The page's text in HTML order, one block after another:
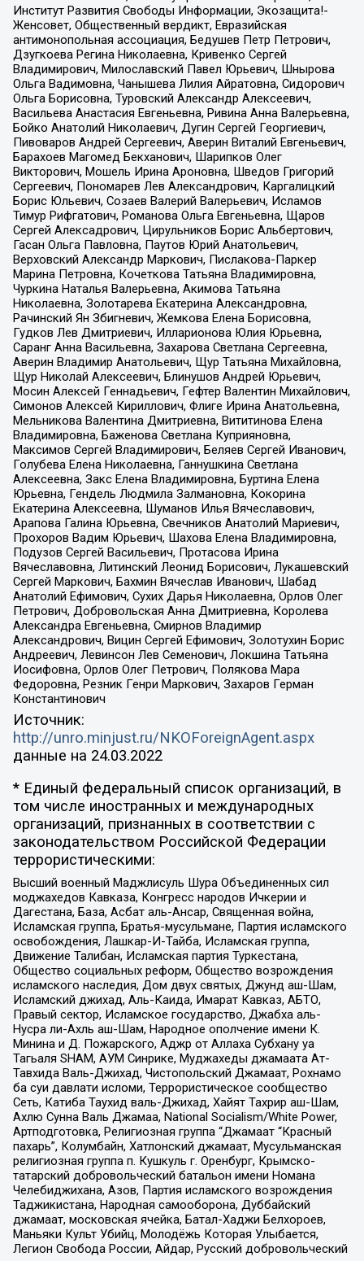
Институт Развития Свободы Информации, Экозащита!-
Женсовет, Общественный вердикт, Евразийская
антимонопольная ассоциация, Бедушев Петр Петрович,
Дзугкоева Регина Николаевна, Кривенко Сергей
Владимирович, Милославский Павел Юрьевич, Шнырова
Ольга Вадимовна, Чанышева Лилия Айратовна, Сидорович
Ольга Борисовна, Туровский Александр Алексеевич,
Васильева Анастасия Евгеньевна, Ривина Анна Валерьевна,
Бойко Анатолий Николаевич, Дугин Сергей Георгиевич,
Пивоваров Андрей Сергеевич, Аверин Виталий Евгеньевич,
Барахоев Магомед Бекханович, Шарипков Олег
Викторович, Мошель Ирина Ароновна, Шведов Григорий
Сергеевич, Пономарев Лев Александрович, Каргалицкий
Борис Юльевич, Созаев Валерий Валерьевич, Исламов
Тимур Рифгатович, Романова Ольга Евгеньевна, Щаров
Сергей Алексадрович, Цирульников Борис Альбертович,
Гасан Ольга Павловна, Паутов Юрий Анатольевич,
Верховский Александр Маркович, Пислакова-Паркер
Марина Петровна, Кочеткова Татьяна Владимировна,
Чуркина Наталья Валерьевна, Акимова Татьяна
Николаевна, Золотарева Екатерина Александровна,
Рачинский Ян Збигневич, Жемкова Елена Борисовна,
Гудков Лев Дмитриевич, Илларионова Юлия Юрьевна,
Саранг Анна Васильевна, Захарова Светлана Сергеевна,
Аверин Владимир Анатольевич, Щур Татьяна Михайловна,
Щур Николай Алексеевич, Блинушов Андрей Юрьевич,
Мосин Алексей Геннадьевич, Гефтер Валентин Михайлович,
Симонов Алексей Кириллович, Флиге Ирина Анатольевна,
Мельникова Валентина Дмитриевна, Вититинова Елена
Владимировна, Баженова Светлана Куприяновна,
Максимов Сергей Владимирович, Беляев Сергей Иванович,
Голубева Елена Николаевна, Ганнушкина Светлана
Алексеевна, Закс Елена Владимировна, Буртина Елена
Юрьевна, Гендель Людмила Залмановна, Кокорина
Екатерина Алексеевна, Шуманов Илья Вячеславович,
Арапова Галина Юрьевна, Свечников Анатолий Мариевич,
Прохоров Вадим Юрьевич, Шахова Елена Владимировна,
Подузов Сергей Васильевич, Протасова Ирина
Вячеславовна, Литинский Леонид Борисович, Лукашевский
Сергей Маркович, Бахмин Вячеслав Иванович, Шабад
Анатолий Ефимович, Сухих Дарья Николаевна, Орлов Олег
Петрович, Добровольская Анна Дмитриевна, Королева
Александра Евгеньевна, Смирнов Владимир
Александрович, Вицин Сергей Ефимович, Золотухин Борис
Андреевич, Левинсон Лев Семенович, Локшина Татьяна
Иосифовна, Орлов Олег Петрович, Полякова Мара
Федоровна, Резник Генри Маркович, Захаров Герман
Константинович
Источник:
http://unro.minjust.ru/NKOForeignAgent.aspx
данные на 24.03.2022
* Единый федеральный список организаций, в
том числе иностранных и международных
организаций, признанных в соответствии с
законодательством Российской Федерации
террористическими:
Высший военный Маджлисуль Шура Объединенных сил
моджахедов Кавказа, Конгресс народов Ичкерии и
Дагестана, База, Асбат аль-Ансар, Священная война,
Исламская группа, Братья-мусульмане, Партия исламского
освобождения, Лашкар-И-Тайба, Исламская группа,
Движение Талибан, Исламская партия Туркестана,
Общество социальных реформ, Общество возрождения
исламского наследия, Дом двух святых, Джунд аш-Шам,
Исламский джихад, Аль-Каида, Имарат Кавказ, АБТО,
Правый сектор, Исламское государство, Джабха аль-
Нусра ли-Ахль аш-Шам, Народное ополчение имени К.
Минина и Д. Пожарского, Аджр от Аллаха Субхану уа
Тагьаля SHAM, АУМ Синрике, Муджахеды джамаата Ат-
Тавхида Валь-Джихад, Чистопольский Джамаат, Рохнамо
ба суи давлати исломи, Террористическое сообщество
Сеть, Катиба Таухид валь-Джихад, Хайят Тахрир аш-Шам,
Ахлю Сунна Валь Джамаа, National Socialism/White Power,
Артподготовка, Религиозная группа “Джамаат “Красный
пахарь”, Колумбайн, Хатлонский джамаат, Мусульманская
религиозная группа п. Кушкуль г. Оренбург, Крымско-
татарский добровольческий батальон имени Номана
Челебиджихана, Азов, Партия исламского возрождения
Таджикистана, Народная самооборона, Дуббайский
джамаат, московская ячейка, Батал-Хаджи Белхороев,
Маньяки Культ Убийц, Молодёжь Которая Улыбается,
Легион Свобода России, Айдар, Русский добровольческий